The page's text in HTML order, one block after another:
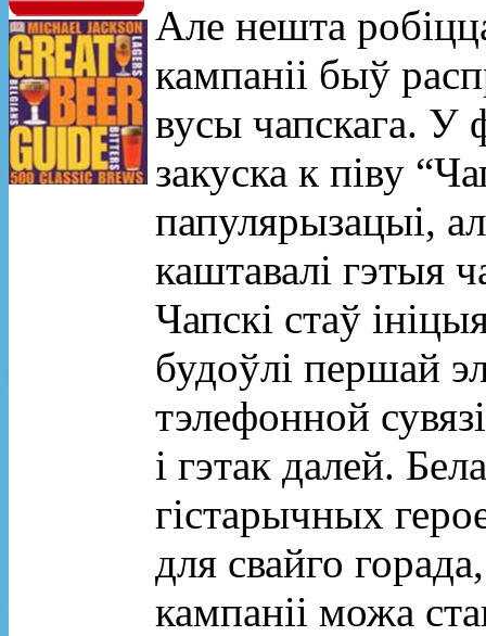
Але нешта
кампаніі быў
вусы чапскага. У
закуска к піву
папулярызацыі,
каштавалі гэтыя
Чапскі стаў
будоўлi першай
тэлефонной
і гэтак далей.
гістарычных
для свайго
кампаніі можа